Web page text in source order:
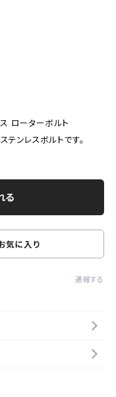
ローターボルト
ンレスボルトです。
る
気に入り
通報する